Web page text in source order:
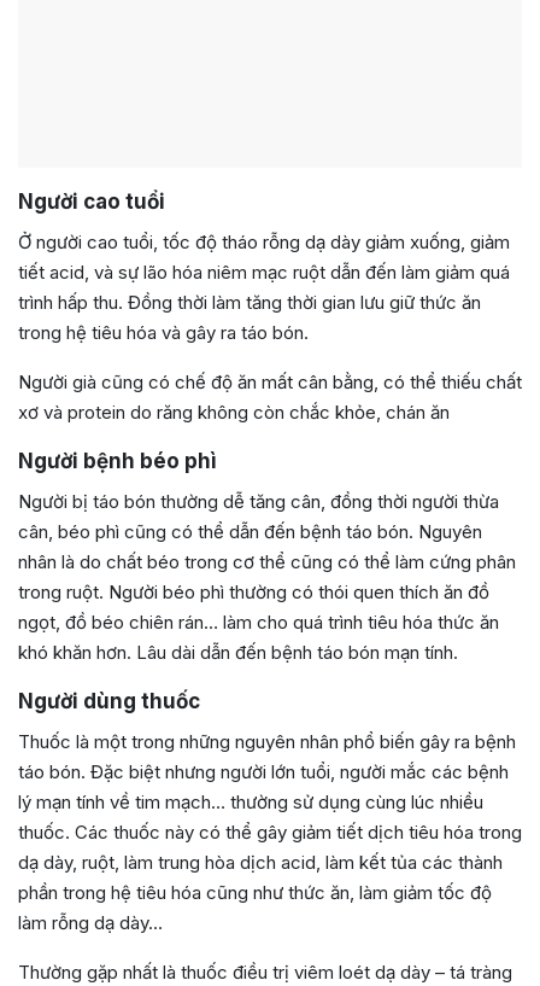
Người cao tuổi
Ở người cao tuổi, tốc độ tháo rỗng dạ dày giảm xuống, giảm
tiết acid, và sự lão hóa niêm mạc ruột dẫn đến làm giảm quá
trình hấp thu. Đồng thời làm tăng thời gian lưu giữ thức ăn
trong hệ tiêu hóa và gây ra táo bón.
Người già cũng có chế độ ăn mất cân bằng, có thể thiếu chất
xơ và protein do răng không còn chắc khỏe, chán ăn
Người bệnh béo phì
Người bị táo bón thường dễ tăng cân, đồng thời người thừa
cân, béo phì cũng có thể dẫn đến bệnh táo bón. Nguyên
nhân là do chất béo trong cơ thể cũng có thể làm cứng phân
trong ruột. Người béo phì thường có thói quen thích ăn đồ
ngọt, đồ béo chiên rán… làm cho quá trình tiêu hóa thức ăn
khó khăn hơn. Lâu dài dẫn đến bệnh táo bón mạn tính.
Người dùng thuốc
Thuốc là một trong những nguyên nhân phổ biến gây ra bệnh
táo bón. Đặc biệt nhưng người lớn tuổi, người mắc các bệnh
lý mạn tính về tim mạch… thường sử dụng cùng lúc nhiều
thuốc. Các thuốc này có thể gây giảm tiết dịch tiêu hóa trong
dạ dày, ruột, làm trung hòa dịch acid, làm kết tủa các thành
phần trong hệ tiêu hóa cũng như thức ăn, làm giảm tốc độ
làm rỗng dạ dày…
Thường gặp nhất là thuốc điều trị viêm loét dạ dày – tá tràng